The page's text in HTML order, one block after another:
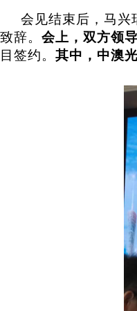
会见结束后，马兴
致辞。 会上，双方领
目签约。 其中，中澳